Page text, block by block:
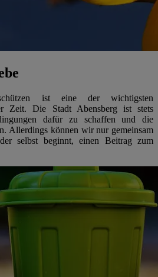
ist eine der wichtigsten
Zeit. Die Stadt Abensberg ist stets
dafür zu schaffen und die
Allerdings können wir nur gemeinsam
selbst beginnt, einen Beitrag zum